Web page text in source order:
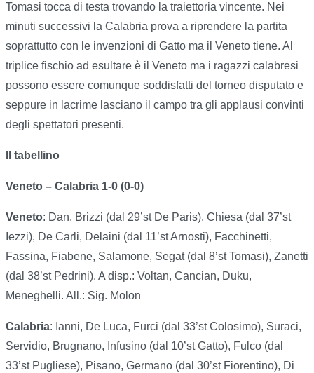
Tomasi tocca di testa trovando la traiettoria vincente. Nei
minuti successivi la Calabria prova a riprendere la partita
soprattutto con le invenzioni di Gatto ma il Veneto tiene. Al
triplice fischio ad esultare è il Veneto ma i ragazzi calabresi
possono essere comunque soddisfatti del torneo disputato e
seppure in lacrime lasciano il campo tra gli applausi convinti
degli spettatori presenti.
Il tabellino
Veneto – Calabria 1-0 (0-0)
Veneto: Dan, Brizzi (dal 29’st De Paris), Chiesa (dal 37’st
Iezzi), De Carli, Delaini (dal 11’st Arnosti), Facchinetti,
Fassina, Fiabene, Salamone, Segat (dal 8’st Tomasi), Zanetti
(dal 38’st Pedrini). A disp.: Voltan, Cancian, Duku,
Meneghelli. All.: Sig. Molon
Calabria: Ianni, De Luca, Furci (dal 33’st Colosimo), Suraci,
Servidio, Brugnano, Infusino (dal 10’st Gatto), Fulco (dal
33’st Pugliese), Pisano, Germano (dal 30’st Fiorentino), Di